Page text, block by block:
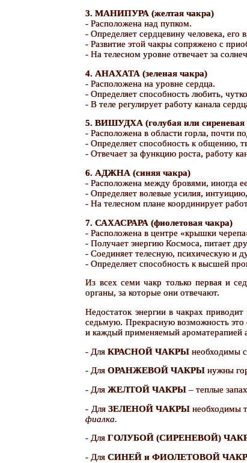
3. МАНИПУРА (желтая чакра)
- Расположена над пупком.
- Определяет сердцевину человека, его
- Развитие этой чакры сопряжено с
- На телесном уровне отвечает за
4. АНАХАТА (зеленая чакра)
- Расположена на уровне сердца.
- Определяет способность любить,
- В теле регулирует работу канала
5. ВИШУДХА (голубая или сиреневая
- Расположена в области горла, почти
- Определяет способность к общению,
- Отвечает за функцию роста, работу
6. АДЖНА (синяя чакра)
- Расположена между бровями, иногда
- Определяет волевые усилия,
- На телесном плане координирует
7. САХАСРАРА (фиолетовая чакра)
- Расположена в центре «крышки
- Получает энергию Космоса, питает
- Соединяет телесную, психическую и
- Определяет способность к высшей
Из всех семи чакр только первая и
органы, за которые они отвечают.
Недостаток энергии в чакрах
седьмую. Прекрасную возможность это
и каждый применяемый ароматерапией
- ДляКРАСНОЙ ЧАКРЫ необходимы
- ДляОРАНЖЕВОЙ ЧАКРЫ нужны
- ДляЖЕЛТОЙ ЧАКРЫ– теплые
- Для ЗЕЛЕНОЙ ЧАКРЫнеобходимы
фиалка.
- ДляГОЛУБОЙ (СИРЕНЕВОЙ)
- ДляСИНЕЙ и ФИОЛЕТОВОЙ ЧАКР